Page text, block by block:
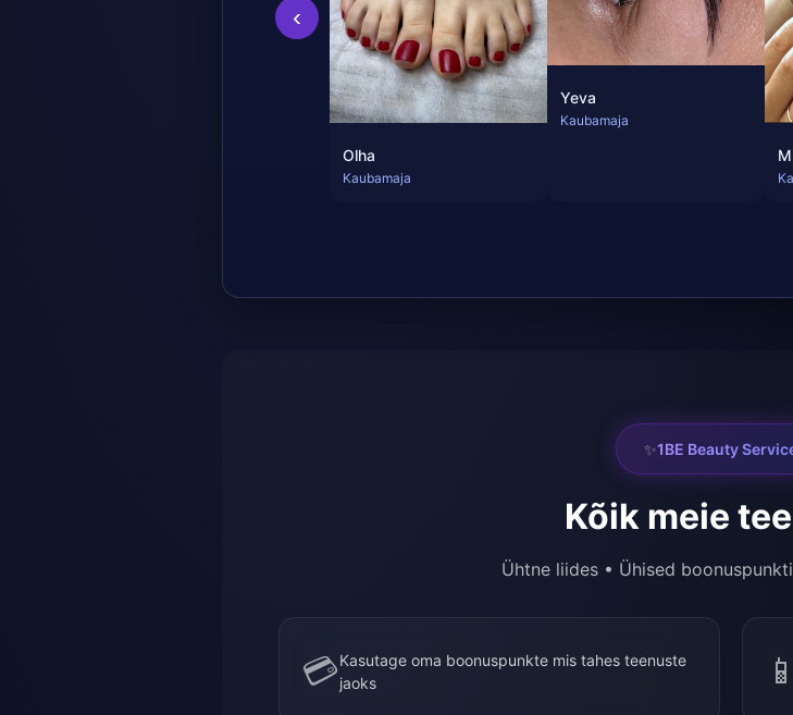
‹
Olha
Kaubamaja
Yeva
Kaubamaja
✨1BE Beauty
Kõik meie
Ühtne liides • Ühised
💳Kasutage oma boonuspunkte mis tahes teenuste
jaoks
📱